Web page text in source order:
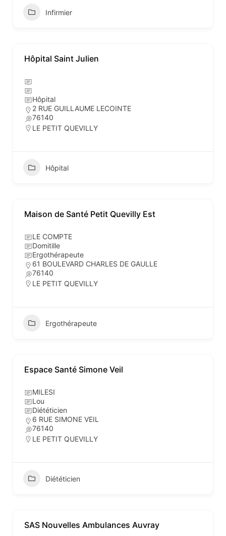
Infirmier
Hôpital Saint Julien
Hôpital
2 RUE GUILLAUME LECOINTE
76140
LE PETIT QUEVILLY
Hôpital
Maison de Santé Petit Quevilly Est
LE COMPTE
Domitille
Ergothérapeute
61 BOULEVARD CHARLES DE GAULLE
76140
LE PETIT QUEVILLY
Ergothérapeute
Espace Santé Simone Veil
MILESI
Lou
Diététicien
6 RUE SIMONE VEIL
76140
LE PETIT QUEVILLY
Diététicien
SAS Nouvelles Ambulances Auvray